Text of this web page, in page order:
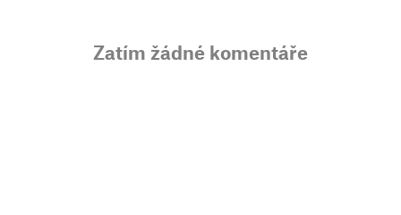
Zatím žádné komentáře